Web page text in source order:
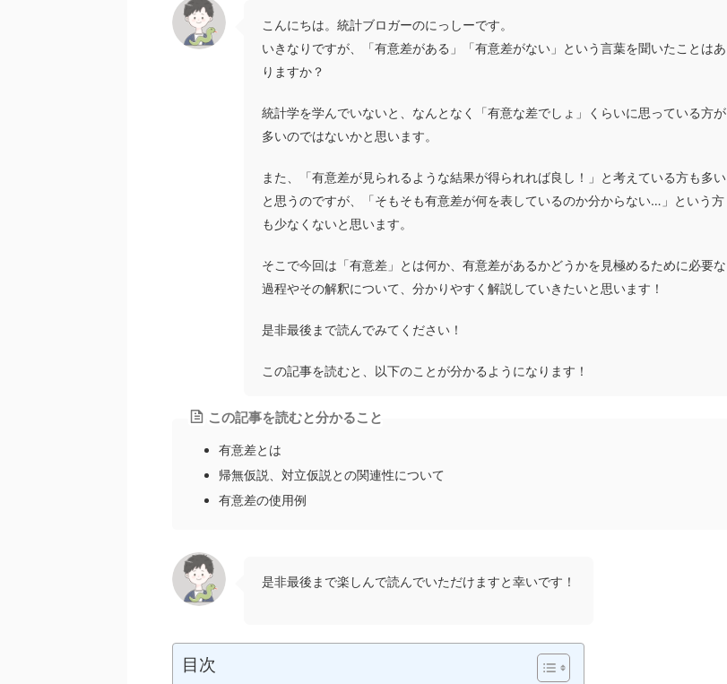
こんにちは。統計ブロガーのにっしーです。
いきなりですが、「有意差がある」「有意差がない」という言葉を聞いたことはあ
りますか？
統計学を学んでいないと、なんとなく「有意な差でしょ」くらいに思っている方が
多いのではないかと思います。
また、「有意差が見られるような結果が得られれば良し！」と考えている方も多い
と思うのですが、「そもそも有意差が何を表しているのか分からない…」という方
も少なくないと思います。
そこで今回は「有意差」とは何か、有意差があるかどうかを見極めるために必要な
過程やその解釈について、分かりやすく解説していきたいと思います！
是非最後まで読んでみてください！
この記事を読むと、以下のことが分かるようになります！
この記事を読むと分かること
有意差とは
帰無仮説、対立仮説との関連性について
有意差の使用例
是非最後まで楽しんで読んでいただけますと幸いです！
目次